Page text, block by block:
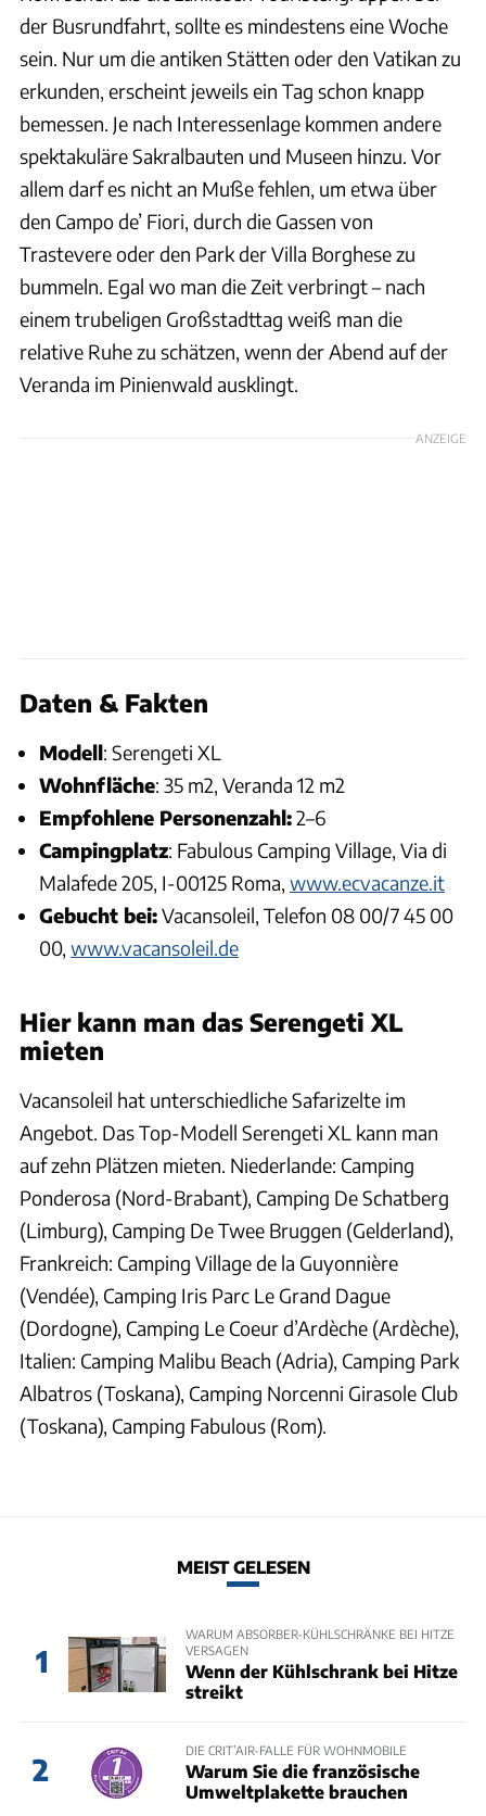
der Busrundfahrt, sollte es mindestens eine Woche
sein. Nur um die antiken Stätten oder den Vatikan zu
erkunden, erscheint jeweils ein Tag schon knapp
bemessen. Je nach Interessenlage kommen andere
spektakuläre Sakralbauten und Museen hinzu. Vor
allem darf es nicht an Muße fehlen, um etwa über
den Campo de’ Fiori, durch die Gassen von
Trastevere oder den Park der Villa Borghese zu
bummeln. Egal wo man die Zeit verbringt – nach
einem trubeligen Großstadttag weiß man die
relative Ruhe zu schätzen, wenn der Abend auf der
Veranda im Pinienwald ausklingt.
ANZEIGE
Daten & Fakten
Modell: Serengeti XL
Wohnfläche: 35 m2, Veranda 12 m2
Empfohlene Personenzahl:2–6
Campingplatz: Fabulous Camping Village, Via di
Malafede 205, I-00125 Roma, www.ecvacanze.it
Gebucht bei:Vacansoleil, Telefon 08 00/7 45 00
00, www.vacansoleil.de
Hier kann man das Serengeti XL
mieten
Vacansoleil hat unterschiedliche Safarizelte im
Angebot. Das Top-Modell Serengeti XL kann man
auf zehn Plätzen mieten. Niederlande: Camping
Ponderosa (Nord-Brabant), Camping De Schatberg
(Limburg), Camping De Twee Bruggen (Gelderland),
Frankreich: Camping Village de la Guyonnière
(Vendée), Camping Iris Parc Le Grand Dague
(Dordogne), Camping Le Coeur d’Ardèche (Ardèche),
Italien: Camping Malibu Beach (Adria), Camping Park
Albatros (Toskana), Camping Norcenni Girasole Club
(Toskana), Camping Fabulous (Rom).
MEIST GELESEN
1
WARUM ABSORBER-KÜHLSCHRÄNKE BEI HITZE
VERSAGEN
Wenn der Kühlschrank bei Hitze
streikt
2
DIE CRIT’AIR-FALLE FÜR WOHNMOBILE
Warum Sie die französische
Umweltplakette brauchen